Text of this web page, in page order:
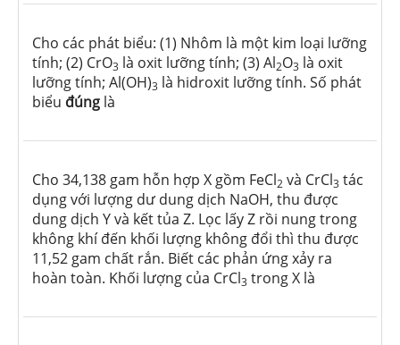
Cho các phát biểu: (1) Nhôm là một kim loại lưỡng
tính; (2) CrO3 là oxit lưỡng tính; (3) Al2O3 là oxit
lưỡng tính; Al(OH)3 là hidroxit lưỡng tính. Số phát
biểu đúng là
Cho 34,138 gam hỗn hợp X gồm FeCl2 và CrCl3 tác
dụng với lượng dư dung dịch NaOH, thu được
dung dịch Y và kết tủa Z. Lọc lấy Z rồi nung trong
không khí đến khối lượng không đổi thì thu được
11,52 gam chất rắn. Biết các phản ứng xảy ra
hoàn toàn. Khối lượng của CrCl3 trong X là